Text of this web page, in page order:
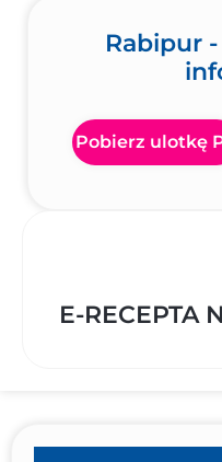
Rabipur
Pobierz ulotkę
E-RECEPTA